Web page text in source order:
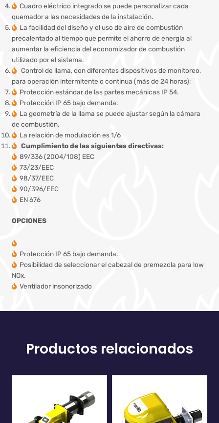
Cuadro eléctrico integrado se puede personalizar cada
quemador a las necesidades de la instalación.
La facilidad del diseño y el uso de aire de combustión
precalentado al tiempo que permite el ahorro de energía al
aumentar la eficiencia del economizador de combustión
utilizado por el sistema.
Control de llama, con diferentes dispositivos de monitoreo,
para operación intermitente o continua (más de 24 horas);
Protección estándar de las partes mecánicas IP 54.
Protección IP 65 bajo demanda.
La geometría de la llama se puede ajustar según la cámara
de combustión.
La relación de modulación es 1/6
Cumplimiento de las siguientes directivas:
89/336 (2004/108) EEC
73/23/EEC
98/37/EEC
90/396/EEC
EN 676
OPCIONES
Protección IP 65 bajo demanda.
Posibilidad de seleccionar el cabezal de premezcla para low
NOx.
Ventilador insonorizado
Productos relacionados